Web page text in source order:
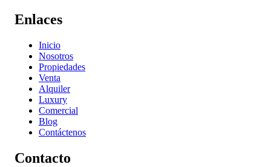
Enlaces
Inicio
Nosotros
Propiedades
Venta
Alquiler
Luxury
Comercial
Blog
Contáctenos
Contacto